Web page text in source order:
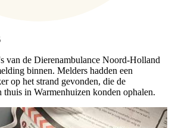
van de Dierenambulance Noord-Holland
binnen. Melders hadden een
op het strand gevonden, die de
thuis in Warmenhuizen konden ophalen.